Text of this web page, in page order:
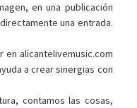
en una publicación
una entrada.
en alicantelivemusic.com
a crear sinergias con
contamos las cosas,